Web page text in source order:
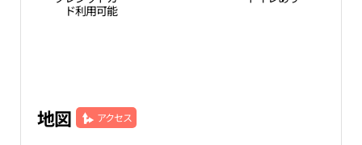
ド利用可能
地図 アクセス